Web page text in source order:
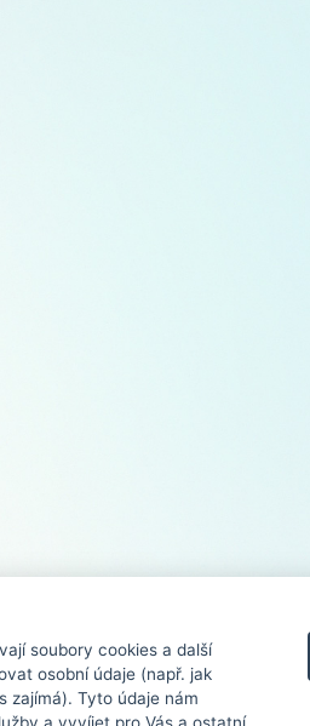
soubory cookies a další
osobní údaje (např. jak
zajímá). Tyto údaje nám